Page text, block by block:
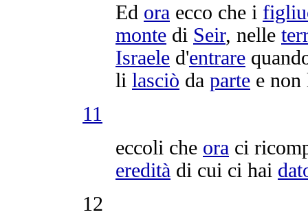
Ed ora ecco che i
monte di Seir, nelle
Israele d'entrare
li lasciò da parte e
11
eccoli che ora ci
eredità di cui ci hai
12